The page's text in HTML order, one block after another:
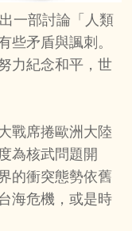
一部討論「人類
些矛盾與諷刺。
力紀念和平，世
戰席捲歐洲大陸
為核武問題開
的衝突態勢依舊
海危機，或是時